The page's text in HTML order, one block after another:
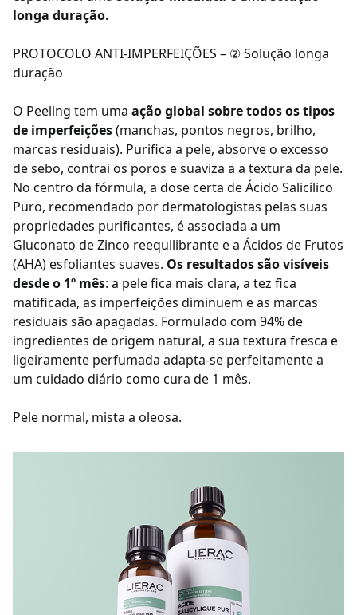
longa duração.
PROTOCOLO ANTI-IMPERFEIÇÕES – ② Solução longa
duração
O Peeling tem uma ação global sobre todos os tipos
de imperfeições(manchas, pontos negros, brilho,
marcas residuais). Purifica a pele, absorve o excesso
de sebo, contrai os poros e suaviza a a textura da pele.
No centro da fórmula, a dose certa de Ácido Salicílico
Puro, recomendado por dermatologistas pelas suas
propriedades purificantes, é associada a um
Gluconato de Zinco reequilibrante e a Ácidos de Frutos
(AHA) esfoliantes suaves. Os resultados são visíveis
desde o 1º mês: a pele fica mais clara, a tez fica
matificada, as imperfeições diminuem e as marcas
residuais são apagadas. Formulado com 94% de
ingredientes de origem natural, a sua textura fresca e
ligeiramente perfumada adapta-se perfeitamente a
um cuidado diário como cura de 1 mês.
Pele normal, mista a oleosa.